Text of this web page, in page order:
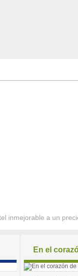
inmejorable a un
En el